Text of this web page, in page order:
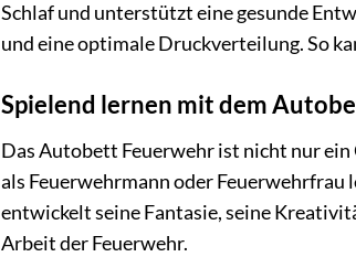
Schlaf und unterstützt eine gesunde
und eine optimale Druckverteilung. So
Spielend lernen mit dem
Das Autobett Feuerwehr ist nicht nur
als Feuerwehrmann oder
entwickelt seine Fantasie, seine
Arbeit der Feuerwehr.